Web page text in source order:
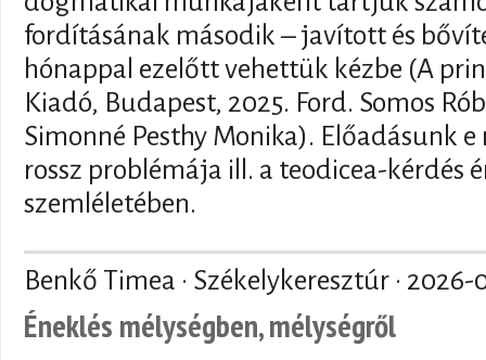
fordításának második – javított és
hónappal ezelőtt vehettük kézbe (A
Kiadó, Budapest, 2025. Ford. Somos
Simonné Pesthy Monika). Előadásunk
rossz problémája ill. a teodicea-kérdés
szemléletében.
Benkő Timea · Székelykeresztúr · 2026-
Éneklés mélységben, mélységről